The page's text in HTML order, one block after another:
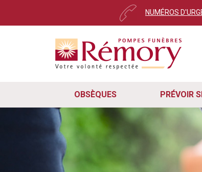
NUMÉROS
OBSÈQUES PRÉVOIR
Cher utilisateur,
Ce message s’affiche
rapidement, veuillez suivre
cas, veuillez mettre
Rafraîchissez
le navigateur et
En suivant ces deux
continuez à rencontrer